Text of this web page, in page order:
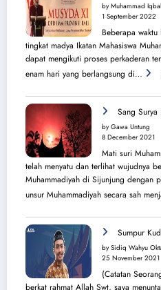
by Muhammad Iqbal
1 September 2022
Beberapa
tingkat madya Ikatan Mahasiswa
dapat mengikuti proses perkaderan
enam hari yang berlangsung di…
Sang
by Gawa Untung
8 December 2021
Mati suri
telah menyatu dan terlihat wujudnya
Muhammadiyah di Sijunjung dengan
unsur Muhammadiyah secara sah
Sumpur
by Sidiq Wahyu
25 November 2021
(Catatan
berkat rahmat Allah Swt, saya